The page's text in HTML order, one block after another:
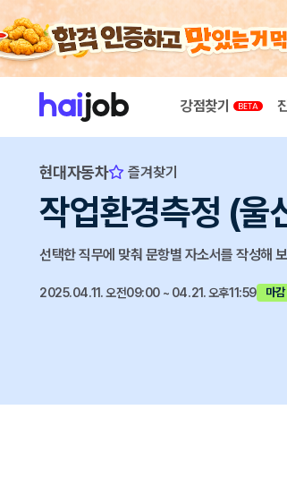
강점찾기
현대자동차 즐겨찾기
작업환경측정 (울
선택한 직무에 맞춰 문항별 자소서를 작성해
2025.04.11. 오전09:00 ~ 04.21. 오후11:59 마감